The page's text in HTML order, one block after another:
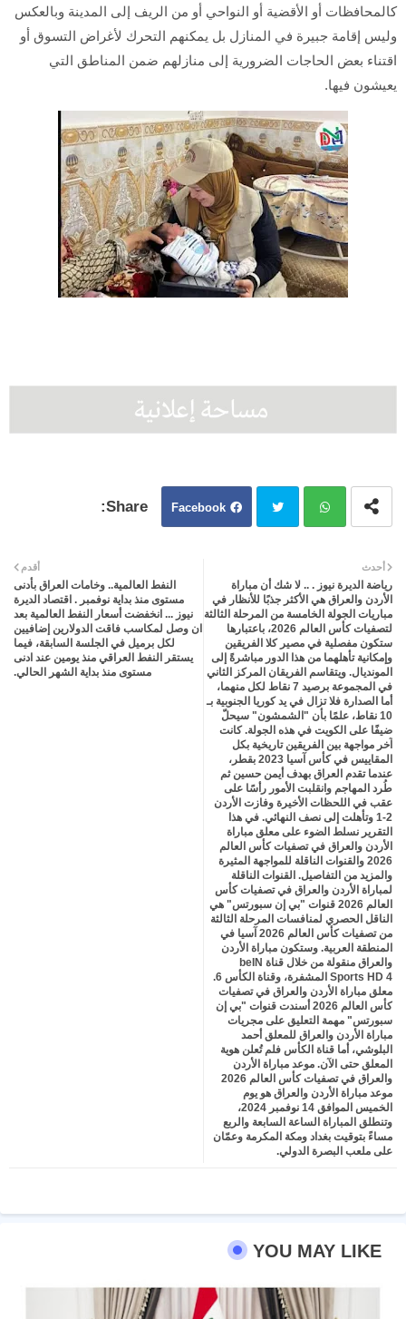
كالمحافظات أو الأقضية أو النواحي أو من الريف إلى المدينة وبالعكس
وليس إقامة جبيرة في المنازل بل يمكنهم التحرك لأغراض التسوق أو
اقتناء بعض الحاجات الضرورية إلى منازلهم ضمن المناطق التي
يعيشون فيها.
Facebook
ter atsa
pp
أحدث
رياضة الديرة نيوز . .. لا شك أن مباراة
الأردن والعراق هي الأكثر جذبًا للأنظار في
مباريات الجولة الخامسة من المرحلة الثالثة
لتصفيات كأس العالم 2026، باعتبارها
ستكون مفصلية في مصير كلا الفريقين
وإمكانية تأهلهما من هذا الدور مباشرةً إلى
المونديال. ويتقاسم الفريقان المركز الثاني
في المجموعة برصيد 7 نقاط لكل منهما،
أما الصدارة فلا تزال في يد كوريا الجنوبية بـ
10 نقاط، علمًا بأن "الشمشون" سيحلّ
ضيفًا على الكويت في هذه الجولة. كانت
آخر مواجهة بين الفريقين تاريخية بكل
المقاييس في كأس آسيا 2023 بقطر،
عندما تقدم العراق بهدف أيمن حسين ثم
طُرد المهاجم وانقلبت الأمور رأسًا على
عقب في اللحظات الأخيرة وفازت الأردن
2-1 وتأهلت إلى نصف النهائي. في هذا
التقرير نسلط الضوء على معلق مباراة
الأردن والعراق في تصفيات كأس العالم
2026 والقنوات الناقلة للمواجهة المثيرة
والمزيد من التفاصيل. القنوات الناقلة
لمباراة الأردن والعراق في تصفيات كأس
العالم 2026 قنوات "بي إن سبورتس" هي
الناقل الحصري لمنافسات المرحلة الثالثة
من تصفيات كأس العالم 2026 آسيا في
المنطقة العربية. وستكون مباراة الأردن
والعراق منقولة من خلال قناة beIN
Sports HD 4 المشفرة، وقناة الكأس 6.
معلق مباراة الأردن والعراق في تصفيات
كأس العالم 2026 أسندت قنوات "بي إن
سبورتس" مهمة التعليق على مجريات
مباراة الأردن والعراق للمعلق أحمد
البلوشي، أما قناة الكأس فلم تُعلن هوية
المعلق حتى الآن. موعد مباراة الأردن
والعراق في تصفيات كأس العالم 2026
موعد مباراة الأردن والعراق هو يوم
الخميس الموافق 14 نوفمبر 2024،
وتنطلق المباراة الساعة السابعة والربع
مساءً بتوقيت بغداد ومكة المكرمة وعمّان
على ملعب البصرة الدولي.
أقدم
النفط العالمية.. وخامات العراق بأدنى
مستوى منذ بداية نوفمبر . اقتصاد الديرة
نيوز ... انخفضت أسعار النفط العالمية بعد
ان وصل لمكاسب فاقت الدولارين إضافيين
لكل برميل في الجلسة السابقة، فيما
يستقر النفط العراقي منذ يومين عند ادنى
مستوى منذ بداية الشهر الحالي.
YOU MAY LIKE